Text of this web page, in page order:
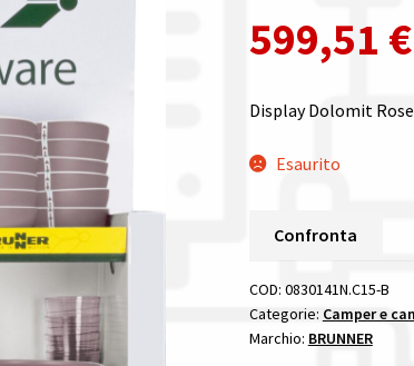
599,51 €
Display Dolomit
Esaurito
Confronta
COD: 0830141N.C15-B
Categorie: Camper e
Marchio: BRUNNER